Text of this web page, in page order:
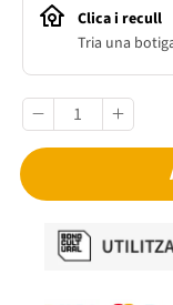
Clica i recull
Tria una